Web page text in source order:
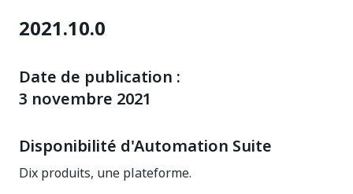
2021.10.0
Date de publication :
3 novembre 2021
Disponibilité d'Automation Suite
Dix produits, une plateforme.